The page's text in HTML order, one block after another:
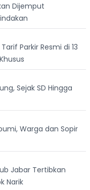
Dijemput
Parkir Resmi di 13
Sejak SD Hingga
Warga dan Sopir
Jabar Tertibkan
Narik